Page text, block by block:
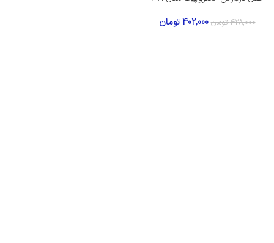
428,000 تومان 402,000 تومان